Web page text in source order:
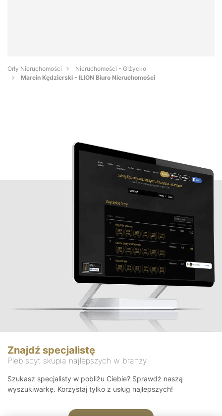
Orły Nieruchomości
Nieruchomości - Giżycko
Marcin Kędzierski - ILION Biuro Nieruchomości
Znajdź specjalistę
Plebiscyt skupia najlepszych w branży
Szukasz specjalisty w pobliżu Ciebie? Sprawdź naszą
wyszukiwarkę. Korzystaj tylko z usług najlepszych!